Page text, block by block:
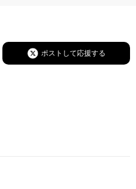
ポストして応援する